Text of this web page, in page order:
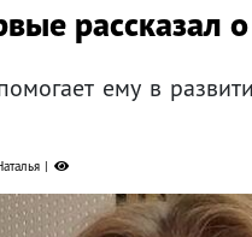
ему в